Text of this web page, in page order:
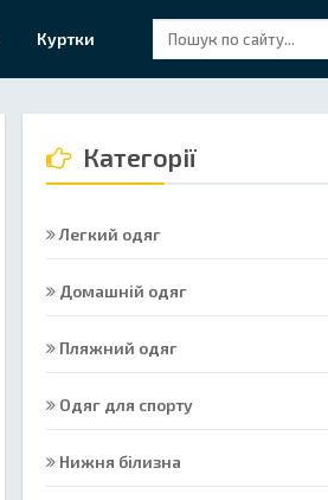
Куртки
Категорії
Легкий одяг
Домашній одяг
Пляжний одяг
Одяг для спорту
Нижня білизна